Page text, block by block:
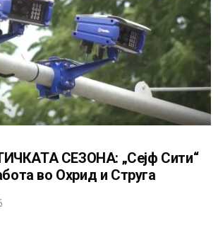
СЕЗОНА: „Сејф Сити“
во Охрид и Струга